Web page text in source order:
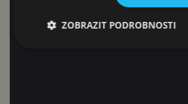
ZOBRAZIT PODROBNOSTI